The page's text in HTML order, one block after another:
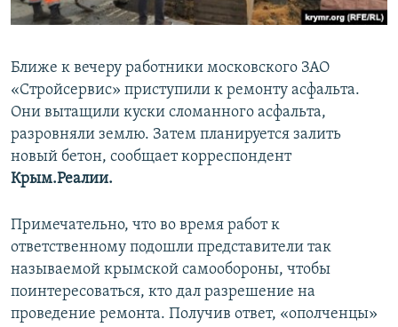
Ближе к вечеру работники московского ЗАО
«Стройсервис» приступили к ремонту асфальта.
Они вытащили куски сломанного асфальта,
разровняли землю. Затем планируется залить
новый бетон, сообщает корреспондент
Крым.Реалии.
Примечательно, что во время работ к
ответственному подошли представители так
называемой крымской самообороны, чтобы
поинтересоваться, кто дал разрешение на
проведение ремонта. Получив ответ, «ополченцы»